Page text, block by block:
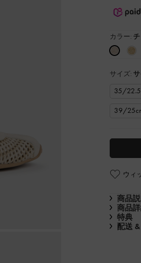
カラー:
サイズ:
35/
39/
ウィ
商品
商品
特典
配送